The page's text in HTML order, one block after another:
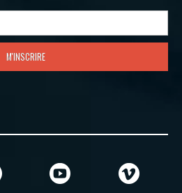
M'INSCRIRE